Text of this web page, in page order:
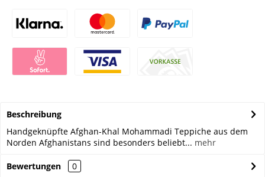
Beschreibung
Handgeknüpfte Afghan-Khal Mohammadi Teppiche aus dem
Norden Afghanistans sind besonders beliebt... mehr
Bewertungen
0